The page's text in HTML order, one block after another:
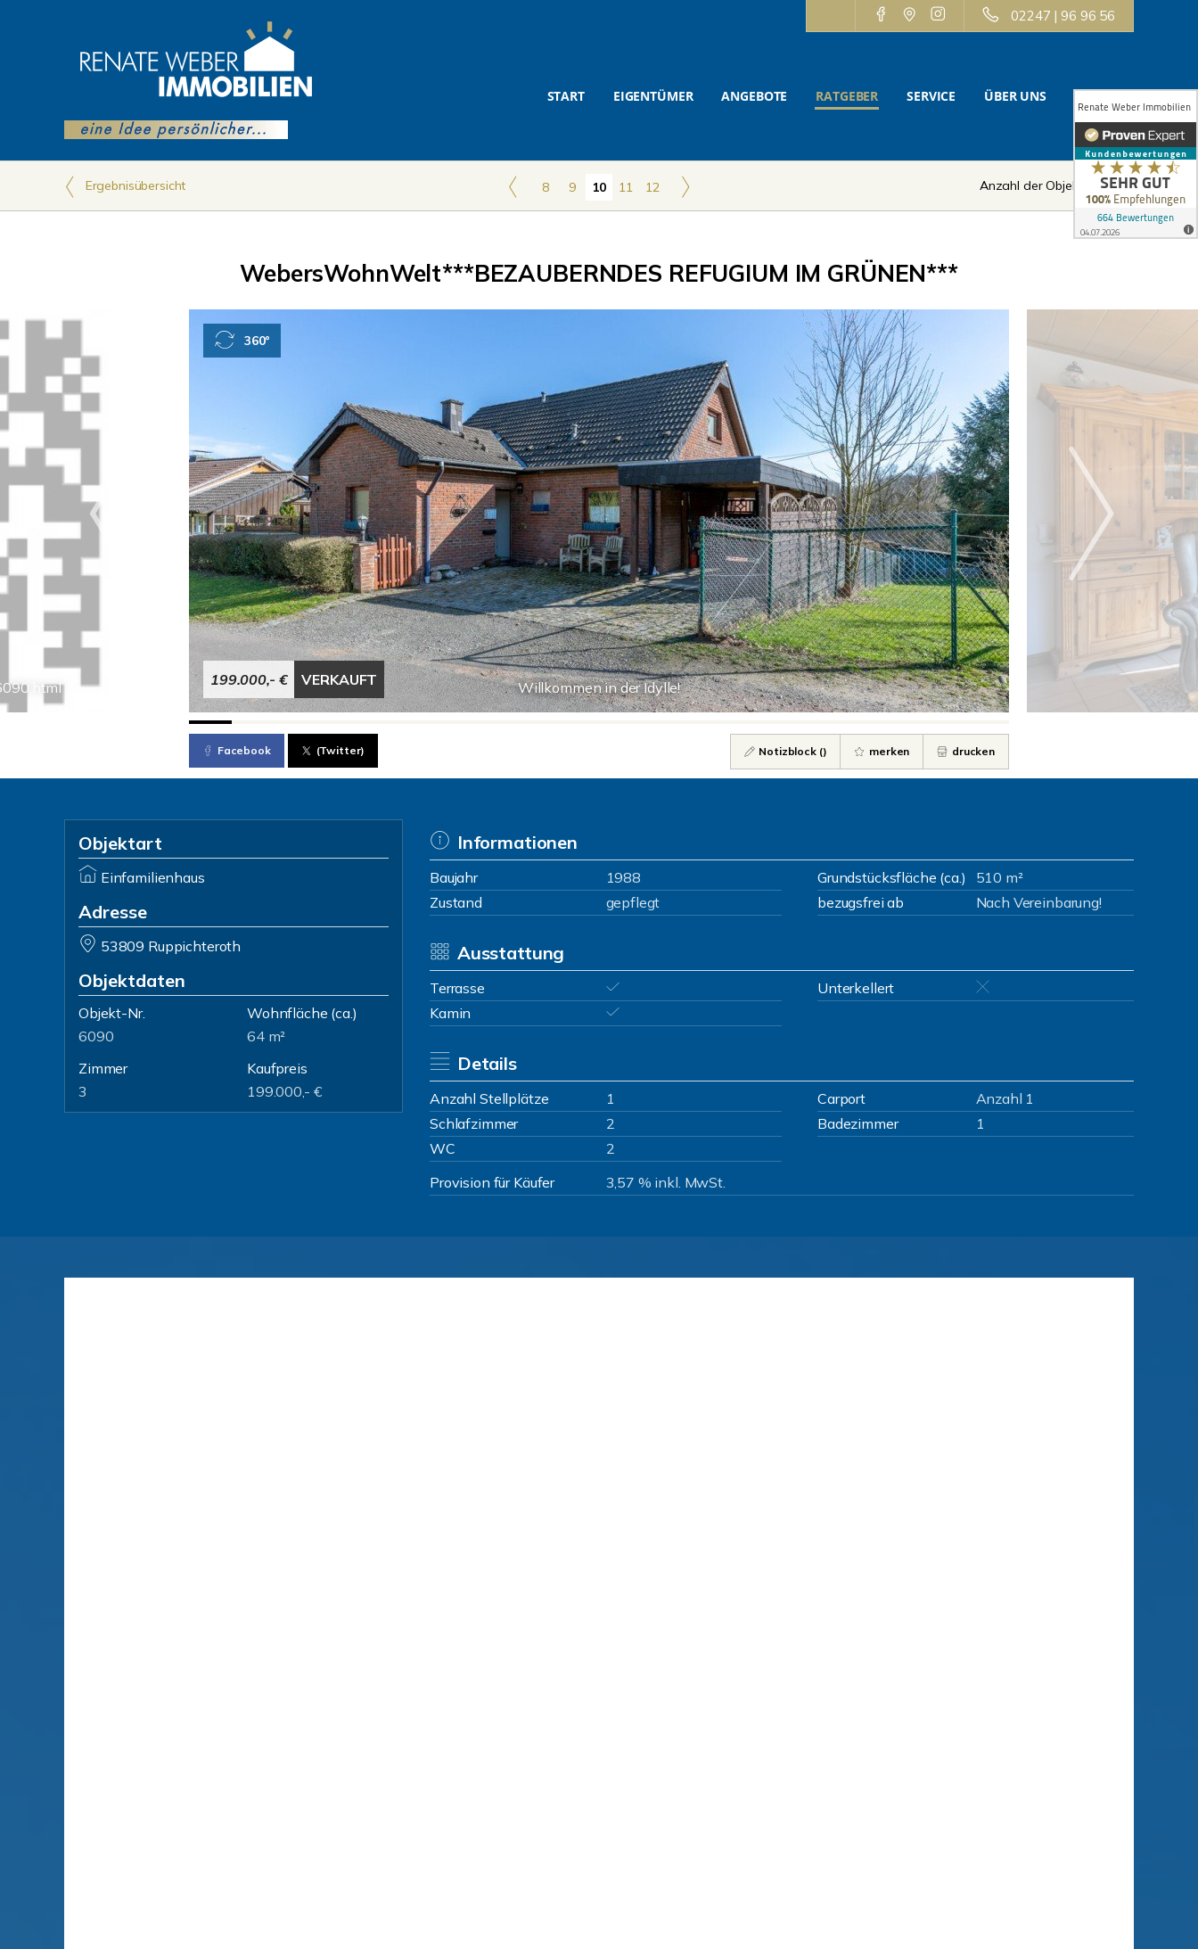
02247 | 96 96 56
START EIGENTÜMER ANGEBOTE RATGEBER SERVICE ÜBER UNS KONTAKT
Ergebnisübersicht 8 9 10 11 12 Anzahl der Objekte: 10 | 12
WebersWohnWelt***BEZAUBERNDES REFUGIUM IM GRÜNEN***
Willkommen in der Idylle!
199.000,- € VERKAUFT
360°
Facebook (Twitter) Notizblock () merken drucken
Objektart
Einfamilienhaus
Adresse
53809 Ruppichteroth
Objektdaten
Objekt-Nr.
6090
Wohnfläche (ca.)
64 m²
Zimmer
3
Kaufpreis
199.000,- €
Informationen
Baujahr 1988 Grundstücksfläche (ca.)
510 m²
Zustand
gepflegt bezugsfrei ab Nach Vereinbarung!
Ausstattung
Terrasse
Unterkellert
Kamin
Details
Anzahl Stellplätze 1 Carport
Anzahl 1
Schlafzimmer
2 Badezimmer
1
WC
2
Provision für Käufer
3,57 % inkl. MwSt.